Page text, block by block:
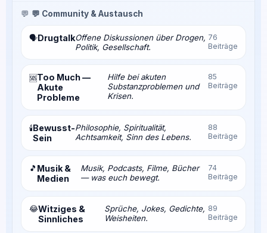
💬 💬 Community & Austausch
🗣️DrugtalkOffene Diskussionen über Drogen,
Politik, Gesellschaft.
76
Beiträge
🆘Too Much —
Akute
Probleme
Hilfe bei akuten
Substanzproblemen und
Krisen.
85
Beiträge
🕯️Bewusst-
Sein
Philosophie, Spiritualität,
Achtsamkeit, Sinn des Lebens.
88
Beiträge
🎵 Musik &
Medien
Musik, Podcasts, Filme, Bücher
— was euch bewegt.
74
Beiträge
😂Witziges &
Sinnliches
Sprüche, Jokes, Gedichte,
Weisheiten.
89
Beiträge